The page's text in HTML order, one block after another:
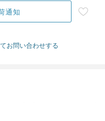
通知
お問い合わせする